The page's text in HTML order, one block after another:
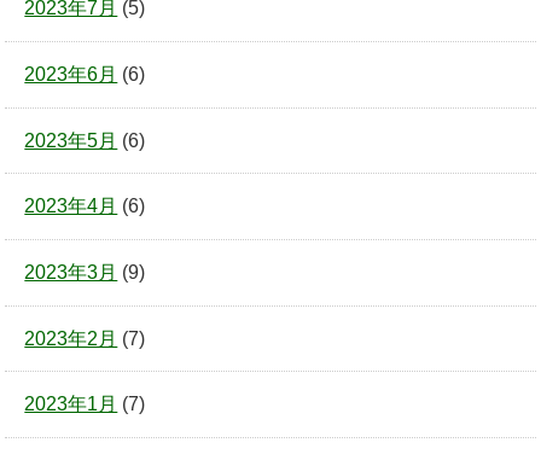
2023年7月 (5)
2023年6月 (6)
2023年5月 (6)
2023年4月 (6)
2023年3月 (9)
2023年2月 (7)
2023年1月 (7)